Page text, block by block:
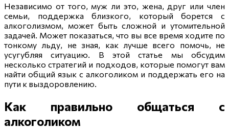
Независимо от того, муж ли это, жена, друг или член
семьи, поддержка близкого, который борется с
алкоголизмом, может быть сложной и утомительной
задачей. Может показаться, что вы все время ходите по
тонкому льду, не зная, как лучше всего помочь, не
усугубляя ситуацию. В этой статье мы обсудим
несколько стратегий и подходов, которые помогут вам
найти общий язык с алкоголиком и поддержать его на
пути к выздоровлению.
Как правильно общаться с
алкоголиком